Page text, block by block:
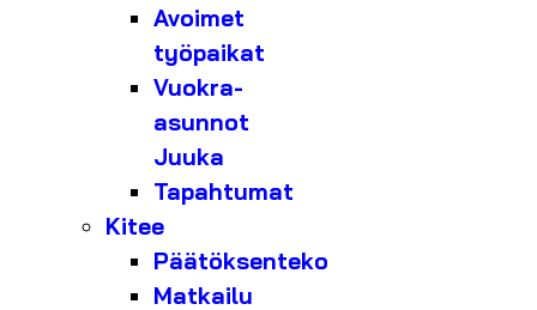
Avoimet
työpaikat
Vuokra-
asunnot
Juuka
Tapahtumat
Kitee
Päätöksenteko
Matkailu